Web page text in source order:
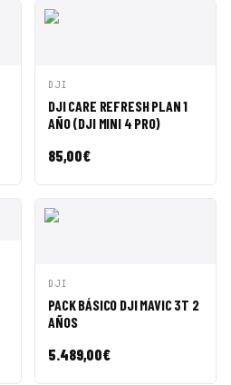
VISTA
RÁPIDA
CESTA
DJI
DJI CARE REFRESH PLAN 1
AÑO (DJI MINI 4 PRO)
85,00€
VISTA
RÁPIDA
CESTA
DJI
PACK BÁSICO DJI MAVIC 3T 2
AÑOS
5.489,00€